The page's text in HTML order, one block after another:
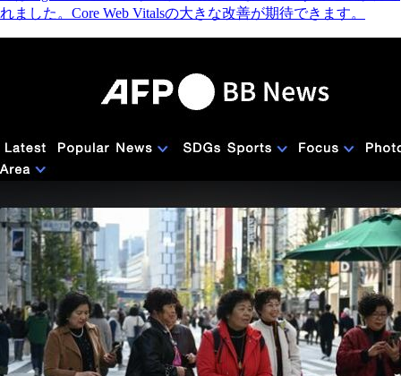
れました。Core Web Vitalsの大きな改善が期待できます。